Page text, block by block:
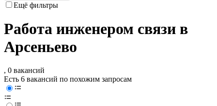
Ещё фильтры
Работа инженером связи в
Арсеньево
, 0 вакансий
Есть 6 вакансий по похожим запросам